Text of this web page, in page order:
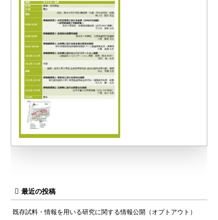
最近の投稿
既存試料・情報を用いる研究に関する情報公開（オプトアウト）